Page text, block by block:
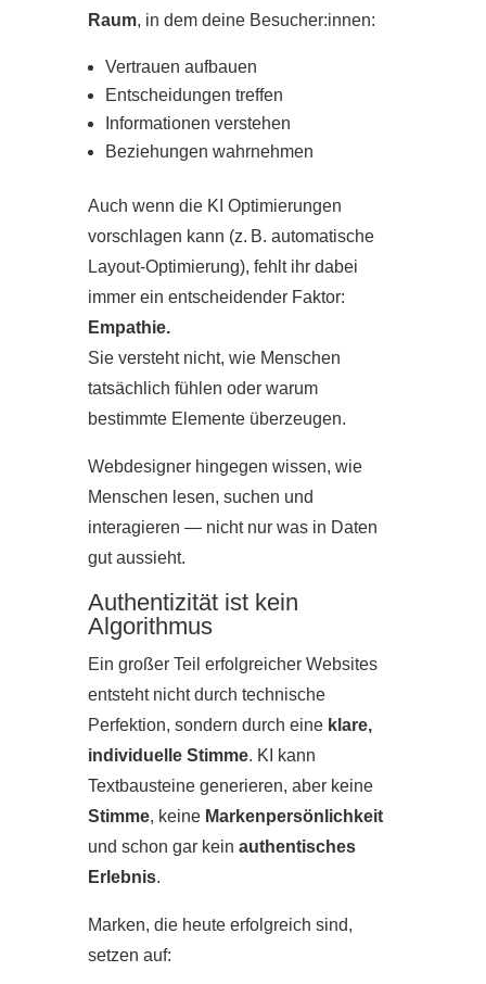
Raum, in dem deine Besucher:innen:
Vertrauen aufbauen
Entscheidungen treffen
Informationen verstehen
Beziehungen wahrnehmen
Auch wenn die KI Optimierungen
vorschlagen kann (z. B. automatische
Layout‑Optimierung), fehlt ihr dabei
immer ein entscheidender Faktor:
Empathie.
Sie versteht nicht, wie Menschen
tatsächlich fühlen oder warum
bestimmte Elemente überzeugen.
Webdesigner hingegen wissen, wie
Menschen lesen, suchen und
interagieren — nicht nur was in Daten
gut aussieht.
Authentizität ist kein
Algorithmus
Ein großer Teil erfolgreicher Websites
entsteht nicht durch technische
Perfektion, sondern durch eine klare,
individuelle Stimme. KI kann
Textbausteine generieren, aber keine
Stimme, keine Markenpersönlichkeit
und schon gar kein authentisches
Erlebnis.
Marken, die heute erfolgreich sind,
setzen auf: